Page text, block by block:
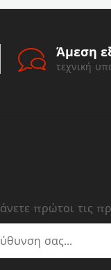
Άμεση
τεχνική
πρώτοι τις